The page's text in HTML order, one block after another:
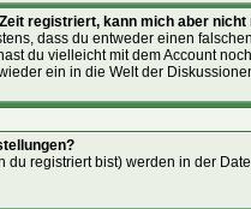
registriert, kann mich aber nicht
dass du entweder einen
du vielleicht mit dem Account
ein in die Welt der
du registriert bist) werden in der